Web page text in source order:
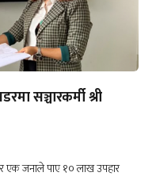
सञ्चारकर्मी श्री